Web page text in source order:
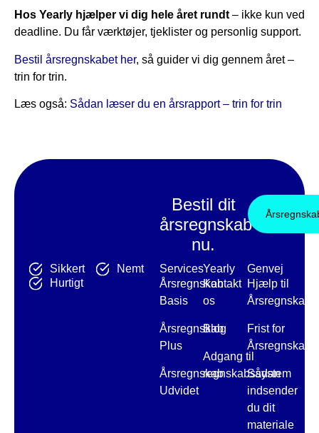
Hos Yearly hjælper vi dig hele året rundt – ikke kun ved
deadline. Du får værktøjer, tjeklister og personlig support.
Bestil årsregnskabet her, så guider vi dig gennem året –
trin for trin.
Læs også: Sådan læser du en årsrapport – trin for trin
Bestil dit
årsregnskab
nu.
Sikkert
Nemt
Hurtigt
Services
Årsregnskab
Basis
Årsregnskab
Plus
Årsregnskab
Udvidet
Yearly
Kontakt
os
Blog
Adgang til
regnskabssystem
Genvej
Hjælp til
Årsregnskab
Frist for
Årsregnskab
Sådan
indsender
du dit
materiale